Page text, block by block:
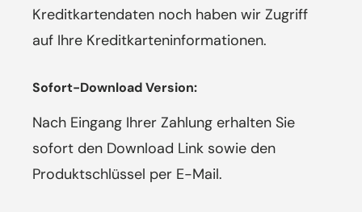
Kreditkartendaten noch haben wir Zugriff
auf Ihre Kreditkarteninformationen.
Sofort-Download Version:
Nach Eingang Ihrer Zahlung erhalten Sie
sofort den Download Link sowie den
Produktschlüssel per E-Mail.